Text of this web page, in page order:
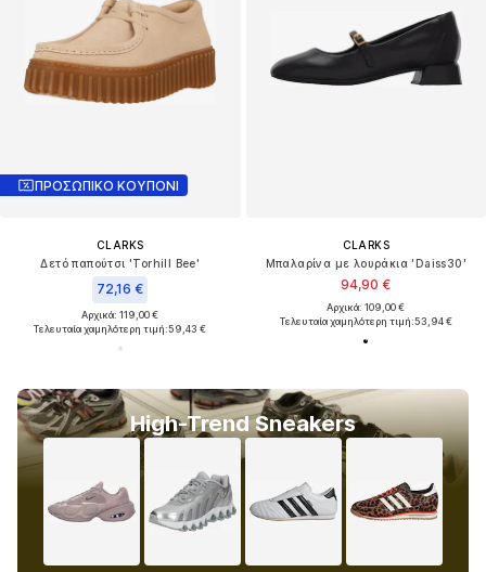
ΠΡΟΣΩΠΙΚΟ ΚΟΥΠΟΝΙ
CLARKS
Δετό παπούτσι 'Torhill Bee'
72,16 €
Αρχικά: 119,00 €
Τελευταία χαμηλότερη τιμή:59,43 €
CLARKS
Μπαλαρίνα με λουράκια 'Daiss30'
94,90 €
Αρχικά: 109,00 €
Τελευταία χαμηλότερη τιμή:53,94 €
High-Trend Sneakers